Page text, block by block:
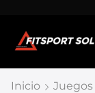
Inicio Juegos